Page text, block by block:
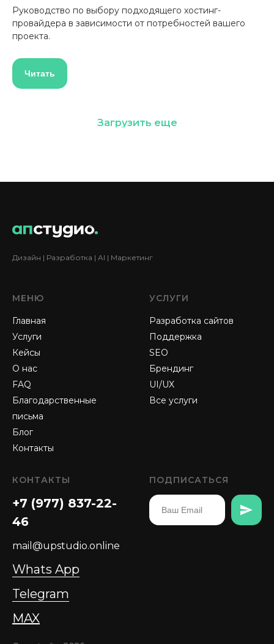
Руководство по выбору подходящего хостинг-
провайдера в зависимости от потребностей вашего
проекта.
Читать
Загрузить еще
Дизайн | Разработка | AI | Маркетинг
МЕНЮ
Главная
Услуги
Кейсы
О нас
FAQ
Благодарственные
письма
Блог
Контакты
УСЛУГИ
Разработка сайтов
Поддержка
SEO
Брендинг
UI/UX
Все услуги
КОНТАКТЫ
+7 (977) 837-22-
46
mail@upstudio.online
Whats App
Telegram
MAX
ПОДПИСАТЬСЯ